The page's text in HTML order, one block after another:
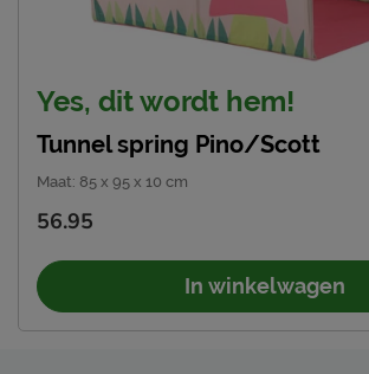
Yes, dit wordt hem!
Tunnel spring Pino/Scott
Maat: 85 x 95 x 10 cm
56.95
In winkelwagen